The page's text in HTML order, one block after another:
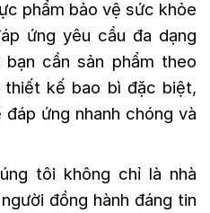
phẩm bảo vệ sức khỏe
ứng yêu cầu đa dạng
cần sản phẩm theo
kế bao bì đặc biệt,
ứng nhanh chóng và
tôi không chỉ là nhà
đồng hành đáng tin